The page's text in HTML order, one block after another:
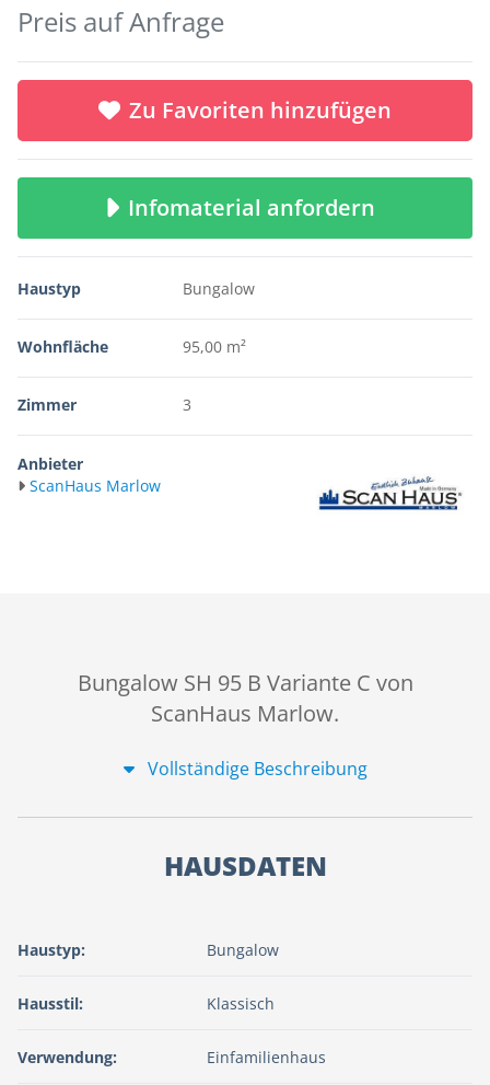
Preis auf Anfrage
Zu Favoriten hinzufügen
Infomaterial anfordern
Haustyp Bungalow
Wohnfläche 95,00 m²
Zimmer 3
Anbieter
ScanHaus Marlow
Bungalow SH 95 B Variante C von
ScanHaus Marlow.
Vollständige Beschreibung
HAUSDATEN
Haustyp: Bungalow
Hausstil: Klassisch
Verwendung: Einfamilienhaus